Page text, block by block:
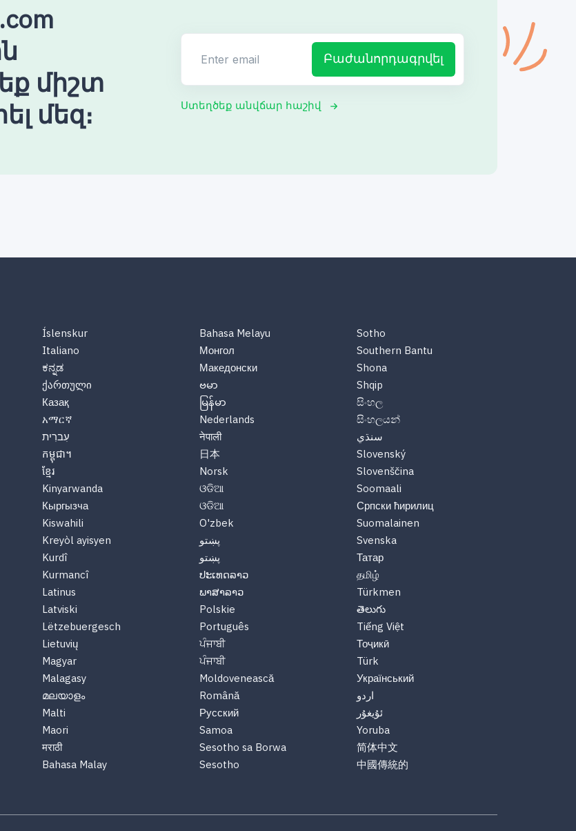
միշտ
մեզ։
Բաժանորդագրվել
Ստեղծեք անվճար հաշիվ
Íslenskur
Italiano
ಕನ್ನಡ
ქართული
Казақ
አማርኛ
עִברִית
កម្ពុជា។
ខ្មែរ
Kinyarwanda
Кыргызча
Kiswahili
Kreyòl ayisyen
Kurdî
Kurmancî
Latinus
Latviski
Lëtzebuergesch
Lietuvių
Magyar
Malagasy
മലയാളം
Malti
Maori
मराठी
Bahasa Malay
Bahasa Melayu
Монгол
Македонски
ဗမာ
မြန်မာ
Nederlands
नेपाली
日本
Norsk
ଓଡିଆ
ଓଡିଆ
O'zbek
پښتو
پښتو
ປະເທດລາວ
ພາສາລາວ
Polskie
Português
ਪੰਜਾਬੀ
ਪੰਜਾਬੀ
Moldovenească
Română
Русский
Samoa
Sesotho sa Borwa
Sesotho
Sotho
Southern Bantu
Shona
Shqip
සිංහල
සිංහලයන්
سنڌي
Slovenský
Slovenščina
Soomaali
Српски ћирилиц
Suomalainen
Svenska
Татар
தமிழ்
Türkmen
తెలుగు
Tiếng Việt
Тоҷикӣ
Türk
Український
اردو
ئۇيغۇر
Yoruba
简体中文
中國傳統的